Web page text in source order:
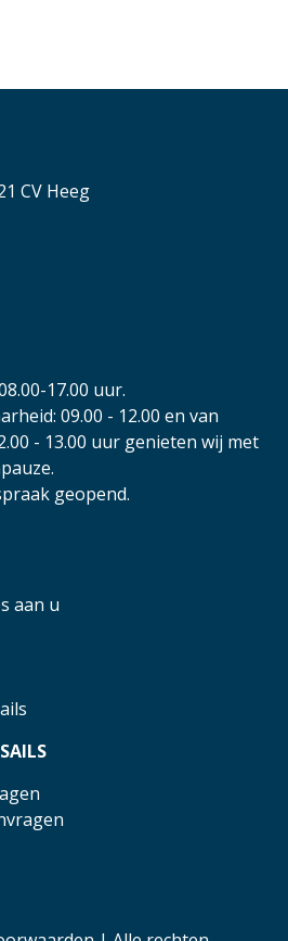
CV Heeg
17.00 uur.
09.00 - 12.00 en van
- 13.00 uur genieten wij met
geopend.
aan u